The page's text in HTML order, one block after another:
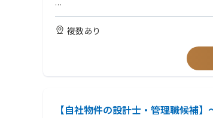
【歓迎要件】
■中堅ゼネコン以上もしくは設計事務所で構造設
複数あり
【自社物件の設計士・管理職候補